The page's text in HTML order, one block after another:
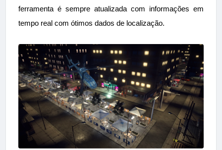
ferramenta é sempre atualizada com informações em
tempo real com ótimos dados de localização.